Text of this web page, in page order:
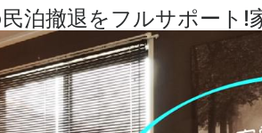
泊撤退をフルサポート!